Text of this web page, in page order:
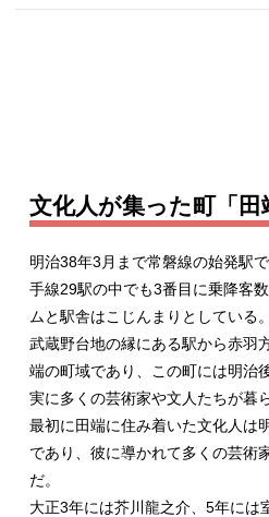
文化人が集った町「田
明治38年3月まで常磐線の始発駅
手線29駅の中でも3番目に乗降客
ムと駅舎はこじんまりとしている。
武蔵野台地の縁にある駅から赤羽
端の町域であり、この町には明治
実に多くの芸術家や文人たちが暮
最初に田端に住み着いた文化人は
であり、彼に導かれて多くの芸術
だ。
大正3年には芥川龍之介、5年には